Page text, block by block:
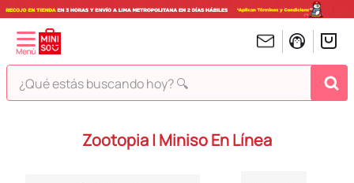
¿Qué estás buscando hoy? 🔍
Zootopia | Miniso En Línea
peluches